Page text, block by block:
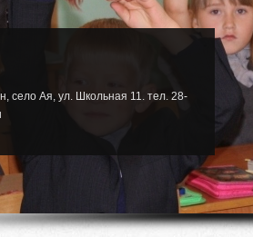
село Ая, ул. Школьная 11. тел. 28-